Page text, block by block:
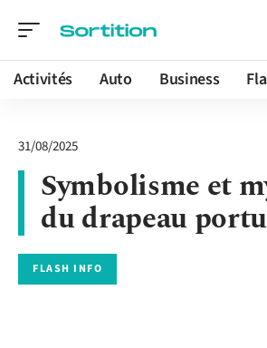
Activités Auto Business
31/08/2025
Symbolisme et
du drapeau
FLASH INFO